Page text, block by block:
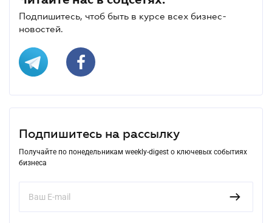
Подпишитесь, чтоб быть в курсе всех бизнес-
новостей.
Подпишитесь на рассылку
Получайте по понедельникам weekly-digest о ключевых событиях
бизнеса